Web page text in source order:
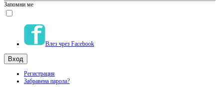
Запомни ме
Влез чрез Facebook
Регистрация
Забравена парола?